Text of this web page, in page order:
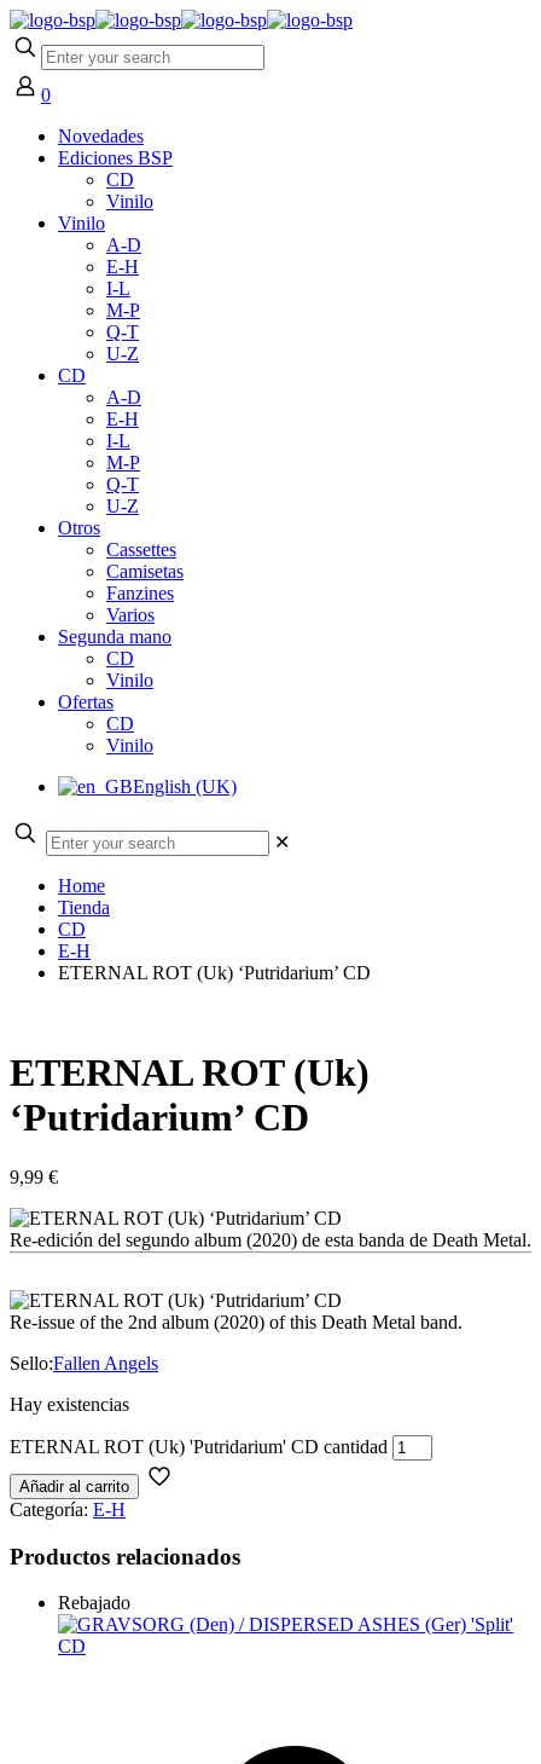
0
Novedades
Ediciones BSP
CD
Vinilo
Vinilo
A-D
E-H
I-L
M-P
Q-T
U-Z
CD
A-D
E-H
I-L
M-P
Q-T
U-Z
Otros
Cassettes
Camisetas
Fanzines
Varios
Segunda mano
CD
Vinilo
Ofertas
CD
Vinilo
English (UK)
✕
Home
Tienda
CD
E-H
ETERNAL ROT (Uk) ‘Putridarium’ CD
ETERNAL ROT (Uk)
‘Putridarium’ CD
9,99 €
Re-edición del segundo album (2020) de esta banda de Death Metal.
Re-issue of the 2nd album (2020) of this Death Metal band.
Sello:Fallen Angels
Hay existencias
ETERNAL ROT (Uk) 'Putridarium' CD cantidad
Añadir al carrito
Categoría: E-H
Productos relacionados
Rebajado